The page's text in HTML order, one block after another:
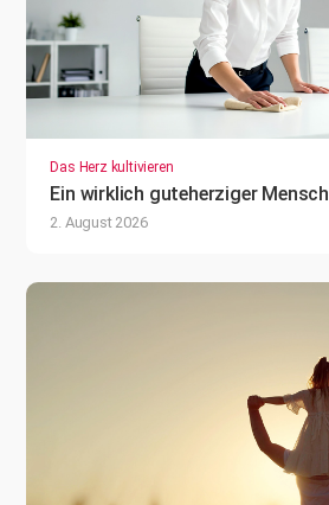
Das Herz kultivieren
Ein wirklich guteherziger Mensch
2. August 2026